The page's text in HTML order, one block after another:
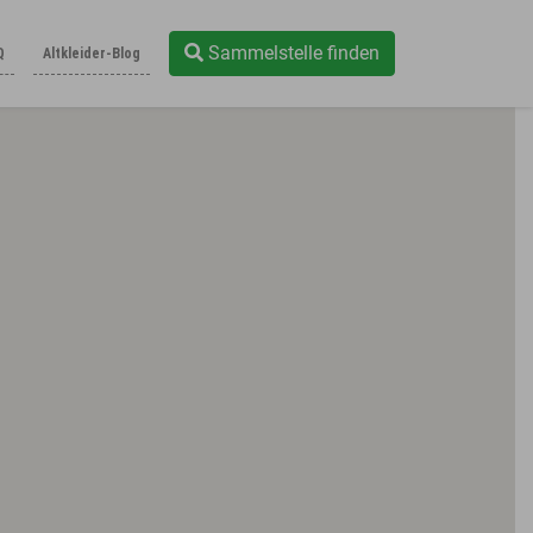
Altkleider-Blog Sammelstelle finden